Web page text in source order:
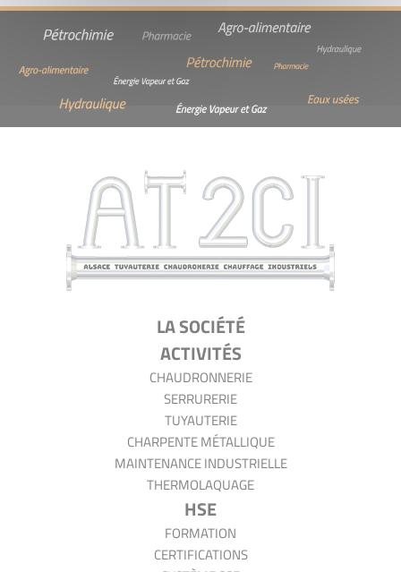
LA SOCIÉTÉ
ACTIVITÉS
CHAUDRONNERIE
SERRURERIE
TUYAUTERIE
CHARPENTE MÉTALLIQUE
MAINTENANCE INDUSTRIELLE
THERMOLAQUAGE
HSE
FORMATION
CERTIFICATIONS